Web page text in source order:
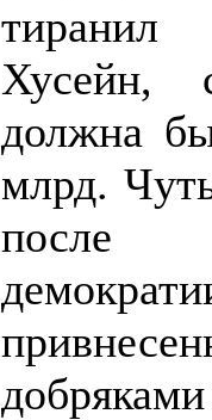
Хусейн,
должна
млрд.
после